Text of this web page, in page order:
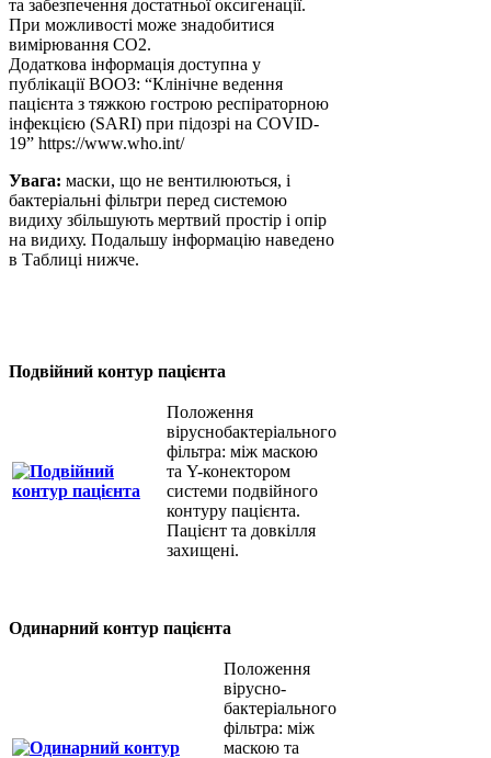
та забезпечення достатньої оксигенації.
При можливості може знадобитися
вимірювання CO2.
Додаткова інформація доступна у
публікації ВООЗ: “Клінічне ведення
пацієнта з тяжкою гострою респіраторною
інфекцією (SARI) при підозрі на COVID-
19” https://www.who.int/
Увага: маски, що не вентилюються, і
бактеріальні фільтри перед системою
видиху збільшують мертвий простір і опір
на видиху. Подальшу інформацію наведено
в Таблиці нижче.
Подвійний контур пацієнта
Положення
віруснобактеріального
фільтра: між маскою
та Y-конектором
системи подвійного
контуру пацієнта.
Пацієнт та довкілля
захищені.
Одинарний контур пацієнта
Положення
вірусно-
бактеріального
фільтра: між
маскою та